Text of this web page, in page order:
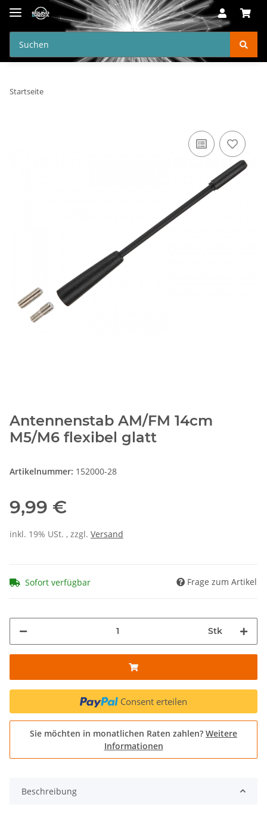
Startseite
Antennenstab AM/FM 14cm
M5/M6 flexibel glatt
Artikelnummer: 152000-28
9,99 €
inkl. 19% USt. , zzgl. Versand
Sofort verfügbar Frage zum Artikel
Stk
Consent erteilen
Sie möchten in monatlichen Raten zahlen? Weitere
Informationen
Beschreibung